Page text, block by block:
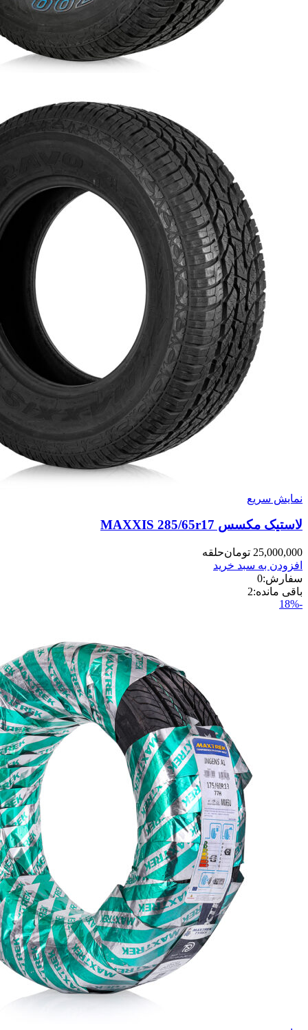
نمایش سریع
لاستیک مکسس MAXXIS 285/65r17
25,000,000 تومانحلقه
افزودن به سبد خرید
سفارش:0
باقی مانده:2
-18%